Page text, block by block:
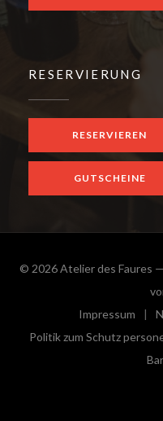
RESERVIERUNG
RESERVIEREN
GUTSCHEINE
© 2026 Atelier des Faures
Impressum
((öffnet
Politik zum Schutz